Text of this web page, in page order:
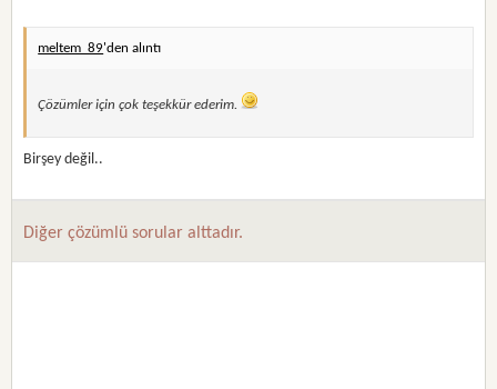
meltem_89'den alıntı
Çözümler için çok teşekkür ederim.
Birşey değil..
Diğer çözümlü sorular alttadır.